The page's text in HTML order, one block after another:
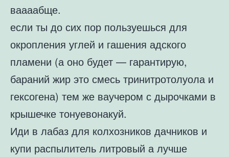
ваааабще.
если ты до сих пор пользуешься для
окропления углей и гашения адского
пламени (а оно будет — гарантирую,
бараний жир это смесь тринитротолуола и
гексогена) тем же ваучером с дырочками в
крышечке тонуевонакуй.
Иди в лабаз для колхозников дачников и
купи распылитель литровый а лучше